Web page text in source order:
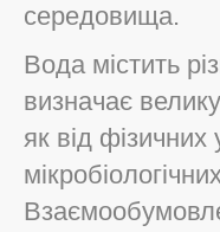
середовища.
Вода містить
визначає
як від фізичних